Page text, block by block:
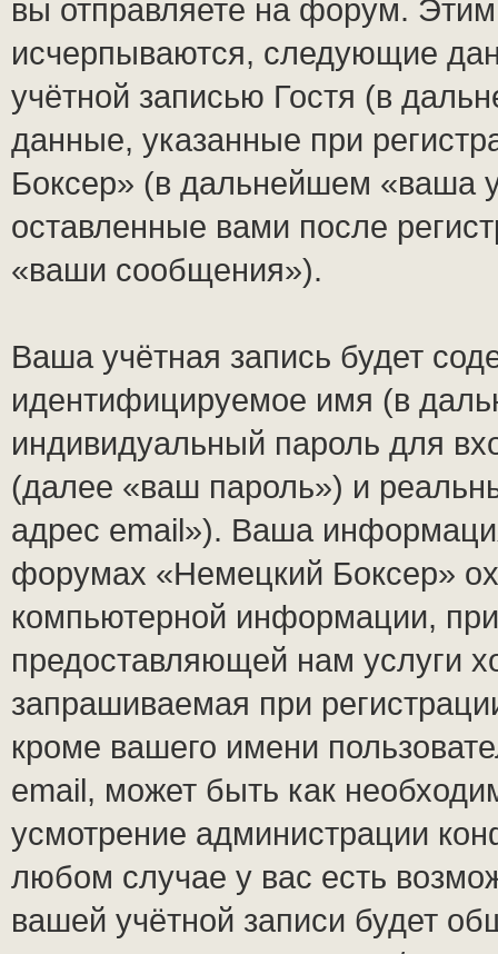
вы отправляете на форум.
исчерпываются, следующие
учётной записью Гостя (в
данные, указанные при
Боксер» (в дальнейшем «ваша
оставленные вами после
«ваши сообщения»).
Ваша учётная запись будет
идентифицируемое имя (в
индивидуальный пароль для
(далее «ваш пароль») и
адрес email»). Ваша
форумах «Немецкий Боксер»
компьютерной информации,
предоставляющей нам услуги
запрашиваемая при
кроме вашего имени
email, может быть как
усмотрение администрации
любом случае у вас есть
вашей учётной записи будет